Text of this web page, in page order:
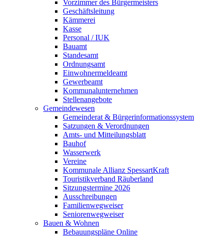
Vorzimmer des Bürgermeisters
Geschäftsleitung
Kämmerei
Kasse
Personal / IUK
Bauamt
Standesamt
Ordnungsamt
Einwohnermeldeamt
Gewerbeamt
Kommunalunternehmen
Stellenangebote
Gemeindewesen
Gemeinderat & Bürgerinformationssystem
Satzungen & Verordnungen
Amts- und Mitteilungsblatt
Bauhof
Wasserwerk
Vereine
Kommunale Allianz SpessartKraft
Touristikverband Räuberland
Sitzungstermine 2026
Ausschreibungen
Familienwegweiser
Seniorenwegweiser
Bauen & Wohnen
Bebauungspläne Online